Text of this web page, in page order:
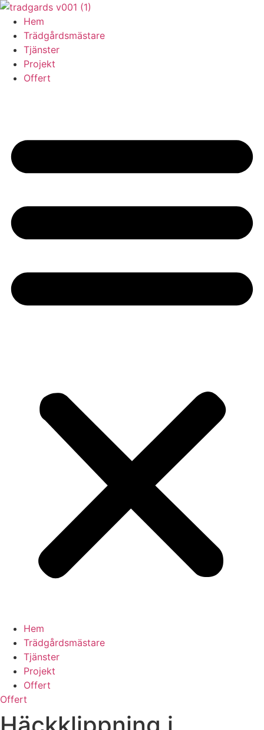
Skip
content
Hem
Trädgårdsmästare
Tjänster
Projekt
Offert
Hem
Trädgårdsmästare
Tjänster
Projekt
Offert
Offert